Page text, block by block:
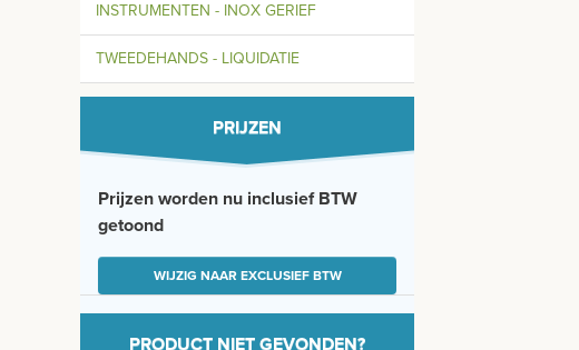
INSTRUMENTEN - INOX GERIEF
TWEEDEHANDS - LIQUIDATIE
PRIJZEN
Prijzen worden nu inclusief BTW
getoond
WIJZIG NAAR EXCLUSIEF BTW
PRODUCT NIET GEVONDEN?